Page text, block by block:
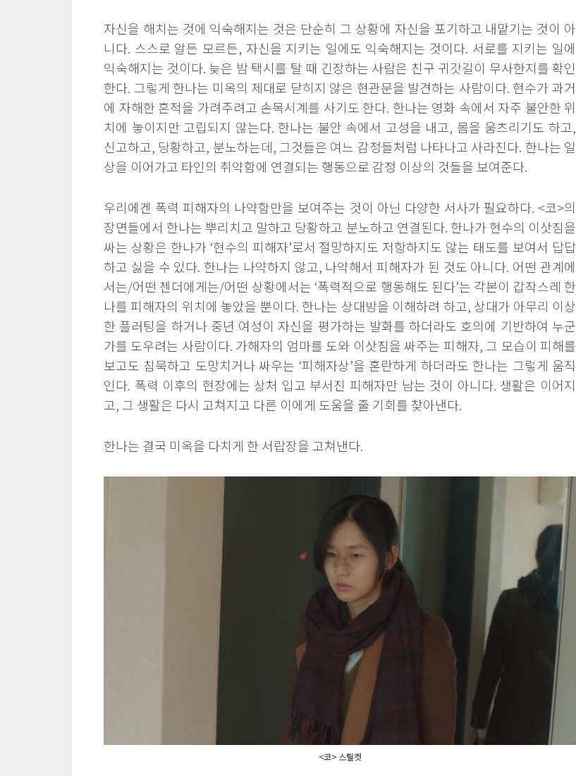
자신을 해치는 것에 익숙해지는 것은 단순히 그 상황에 자신을 포기하고 내맡기는 것이 아
니다. 스스로 알든 모르든, 자신을 지키는 일에도 익숙해지는 것이다. 서로를 지키는 일에
익숙해지는 것이다. 늦은 밤 택시를 탈 때 긴장하는 사람은 친구 귀갓길이 무사한지를 확인
한다. 그렇게 한나는 미옥의 제대로 닫히지 않은 현관문을 발견하는 사람이다. 현수가 과거
에 자해한 흔적을 가려주려고 손목시계를 사기도 한다. 한나는 영화 속에서 자주 불안한 위
치에 놓이지만 고립되지 않는다. 한나는 불안 속에서 고성을 내고, 몸을 움츠리기도 하고,
신고하고, 당황하고, 분노하는데, 그것들은 여느 감정들처럼 나타나고 사라진다. 한나는 일
상을 이어가고 타인의 취약함에 연결되는 행동으로 감정 이상의 것들을 보여준다.
우리에겐 폭력 피해자의 나약함만을 보여주는 것이 아닌 다양한 서사가 필요하다. <코>의
장면들에서 한나는 뿌리치고 말하고 당황하고 분노하고 연결된다. 한나가 현수의 이삿짐을
싸는 상황은 한나가 ‘현수의 피해자’로서 절망하지도 저항하지도 않는 태도를 보여서 답답
하고 싫을 수 있다. 한나는 나약하지 않고, 나약해서 피해자가 된 것도 아니다. 어떤 관계에
서는/어떤 젠더에게는/어떤 상황에서는 ‘폭력적으로 행동해도 된다’는 각본이 갑작스레 한
나를 피해자의 위치에 놓았을 뿐이다. 한나는 상대방을 이해하려 하고, 상대가 아무리 이상
한 플러팅을 하거나 중년 여성이 자신을 평가하는 발화를 하더라도 호의에 기반하여 누군
가를 도우려는 사람이다. 가해자의 엄마를 도와 이삿짐을 싸주는 피해자, 그 모습이 피해를
보고도 침묵하고 도망치거나 싸우는 ‘피해자상’을 혼란하게 하더라도 한나는 그렇게 움직
인다. 폭력 이후의 현장에는 상처 입고 부서진 피해자만 남는 것이 아니다. 생활은 이어지
고, 그 생활은 다시 고쳐지고 다른 이에게 도움을 줄 기회를 찾아낸다.
한나는 결국 미옥을 다치게 한 서랍장을 고쳐낸다.
<코> 스틸컷